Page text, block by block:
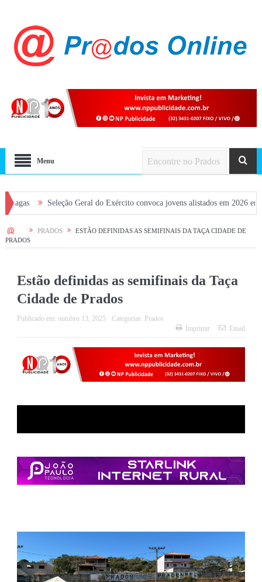
Menu
Seleção Geral do Exército convoca jovens alistados em 2026 em Prados
HOME PRADOS
ESTÃO DEFINIDAS AS SEMIFINAIS DA TAÇA CIDADE DE
PRADOS
Estão definidas as semifinais da Taça
Cidade de Prados
Publicado em: outubro 13, 2025 Categorias: Prados
Imprimir
Email